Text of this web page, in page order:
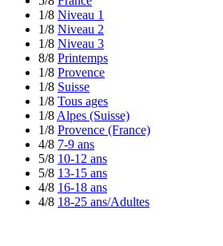
1/8 Niveau 1
1/8 Niveau 2
1/8 Niveau 3
8/8 Printemps
1/8 Provence
1/8 Suisse
1/8 Tous ages
1/8 Alpes (Suisse)
1/8 Provence (France)
4/8 7-9 ans
5/8 10-12 ans
5/8 13-15 ans
4/8 16-18 ans
4/8 18-25 ans/Adultes